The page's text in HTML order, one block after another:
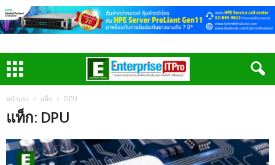
หน้าแรก แท็ก DPU
แท็ก: DPU